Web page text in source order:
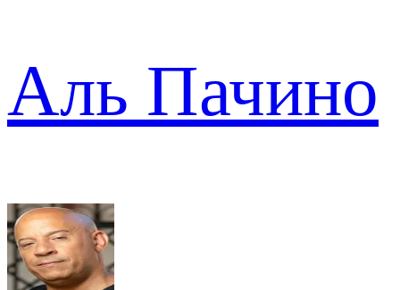
Аль Пачино